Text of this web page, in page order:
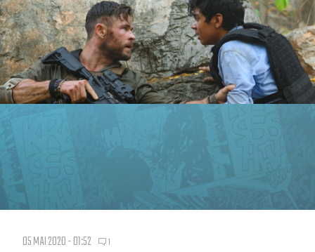
05 MAI 2020 - 01:52 1